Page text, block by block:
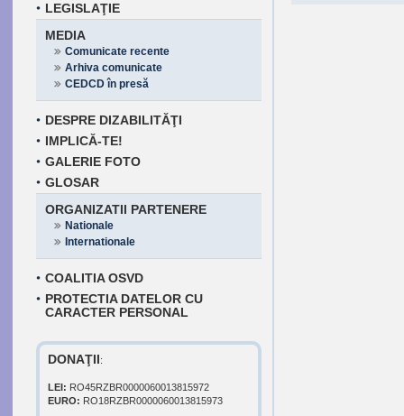
LEGISLAŢIE
MEDIA
Comunicate recente
Arhiva comunicate
CEDCD în presă
DESPRE DIZABILITĂŢI
IMPLICĂ-TE!
GALERIE FOTO
GLOSAR
ORGANIZATII PARTENERE
Nationale
Internationale
COALITIA OSVD
PROTECTIA DATELOR CU
CARACTER PERSONAL
DONAŢII:
LEI: RO45RZBR0000060013815972
EURO: RO18RZBR0000060013815973